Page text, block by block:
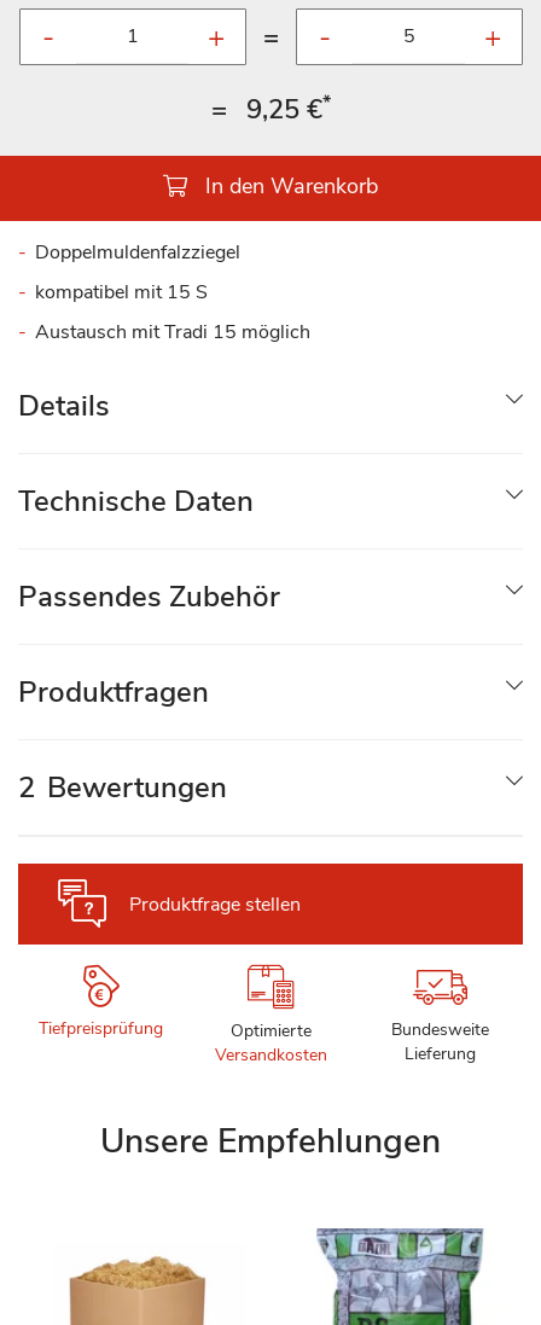
=
= 9,25 €*
In den Warenkorb
Doppelmuldenfalzziegel
kompatibel mit 15 S
Austausch mit Tradi 15 möglich
Produktfrage stellen
Tiefpreisprüfung
Optimierte
Versandkosten
Bundesweite
Lieferung
Details
Technische Daten
Passendes Zubehör
Produktfragen
2 Bewertungen
Unsere Empfehlungen